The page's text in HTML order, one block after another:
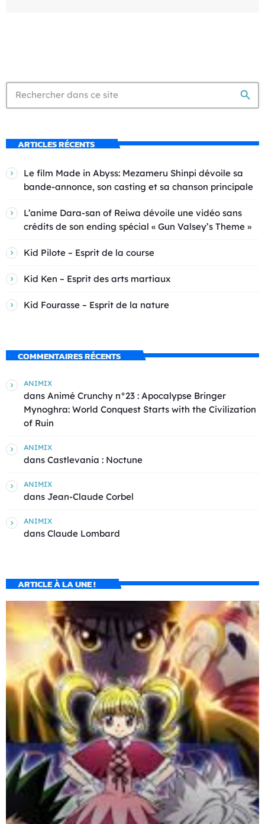
search
ARTICLES RÉCENTS
Le film Made in Abyss: Mezameru Shinpi dévoile sa
bande-annonce, son casting et sa chanson principale
L’anime Dara-san of Reiwa dévoile une vidéo sans
crédits de son ending spécial « Gun Valsey’s Theme »
Kid Pilote – Esprit de la course
Kid Ken – Esprit des arts martiaux
Kid Fourasse – Esprit de la nature
COMMENTAIRES RÉCENTS
ANIMIX
dans Animé Crunchy n°23 : Apocalypse Bringer
Mynoghra: World Conquest Starts with the Civilization
of Ruin
ANIMIX
dans Castlevania : Noctune
ANIMIX
dans Jean-Claude Corbel
ANIMIX
dans Claude Lombard
ARTICLE À LA UNE !